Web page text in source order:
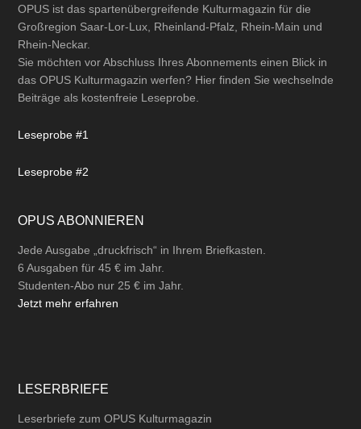
OPUS ist das spartenübergreifende Kulturmagazin für die
Großregion Saar-Lor-Lux, Rheinland-Pfalz, Rhein-Main und
Rhein-Neckar.
Sie möchten vor Abschluss Ihres Abonnements einen Blick in
das OPUS Kulturmagazin werfen? Hier finden Sie wechselnde
Beiträge als kostenfreie Leseprobe.
Leseprobe #1
Leseprobe #2
OPUS ABONNIEREN
Jede Ausgabe „druckfrisch“ in Ihrem Briefkasten.
6 Ausgaben für 45 € im Jahr.
Studenten-Abo nur 25 € im Jahr.
Jetzt mehr erfahren
LESERBRIEFE
Leserbriefe zum OPUS Kulturmagazin